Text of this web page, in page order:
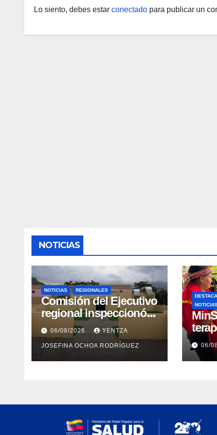
Lo siento, debes estar conectado para publicar un
NOTICIAS
NOTICIAS REGIONALES
Comisión del Ejecutivo
regional inspeccionó
obras de recuperación
en la Maternidad
Integral Aragua
06/08/2026 YENTZA
JOSEFINA OCHOA RODRÍGUEZ 06/